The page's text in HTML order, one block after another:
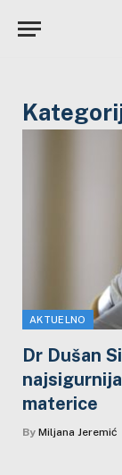
AKTUELNO
Dr Dušan
materice
By Miljana Jeremić